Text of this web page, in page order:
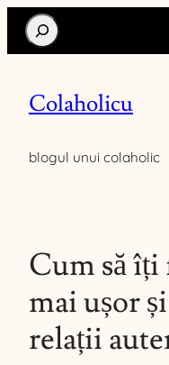
Search
Colaholicu
blogul unui colaholic
Cum să
mai ușor
relații